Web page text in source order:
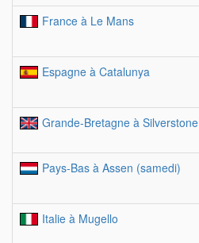
France à Le Mans
Espagne à Catalunya
Grande-Bretagne à Silverstone
Pays-Bas à Assen (samedi)
Italie à Mugello